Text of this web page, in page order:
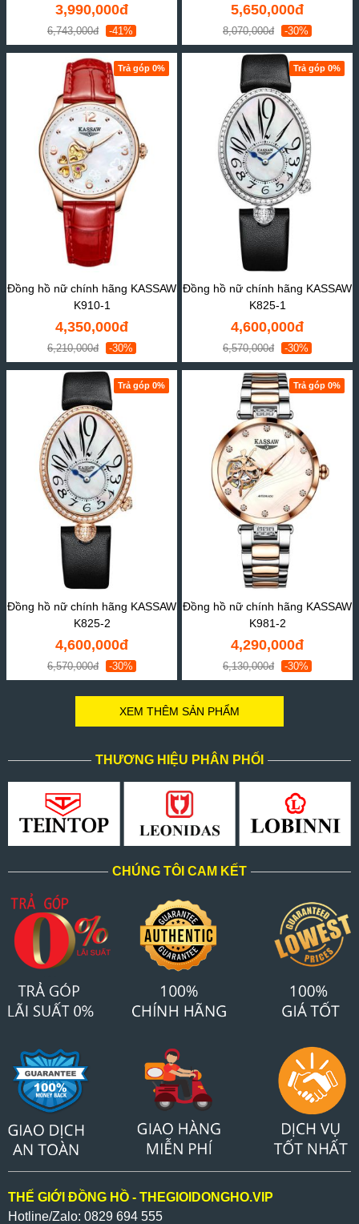
3,990,000đ
6,743,000đ -41%
5,650,000đ
8,070,000đ -30%
Trả góp 0%
Đồng hồ nữ chính hãng KASSAW
K910-1
4,350,000đ
6,210,000đ -30%
Trả góp 0%
Đồng hồ nữ chính hãng KASSAW
K825-1
4,600,000đ
6,570,000đ -30%
Trả góp 0%
Đồng hồ nữ chính hãng KASSAW
K825-2
4,600,000đ
6,570,000đ -30%
Trả góp 0%
Đồng hồ nữ chính hãng KASSAW
K981-2
4,290,000đ
6,130,000đ -30%
XEM THÊM SẢN PHẨM
THƯƠNG HIỆU PHÂN PHỐI
CHÚNG TÔI CAM KẾT
THẾ GIỚI ĐỒNG HỒ - THEGIOIDONGHO.VIP
Hotline/Zalo: 0829 694 555